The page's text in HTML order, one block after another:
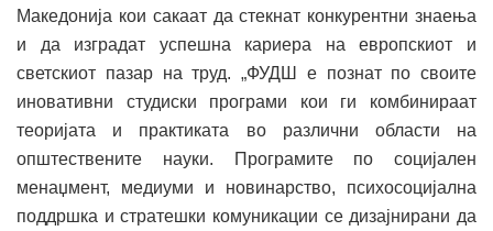
Македонија кои сакаат да стекнат конкурентни знаења
и да изградат успешна кариера на европскиот и
светскиот пазар на труд. „ФУДШ е познат по своите
иновативни студиски програми кои ги комбинираат
теоријата и практиката во различни области на
општествените науки. Програмите по социјален
менаџмент, медиуми и новинарство, психосоцијална
поддршка и стратешки комуникации се дизајнирани да